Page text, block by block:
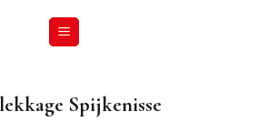
Spijkenisse